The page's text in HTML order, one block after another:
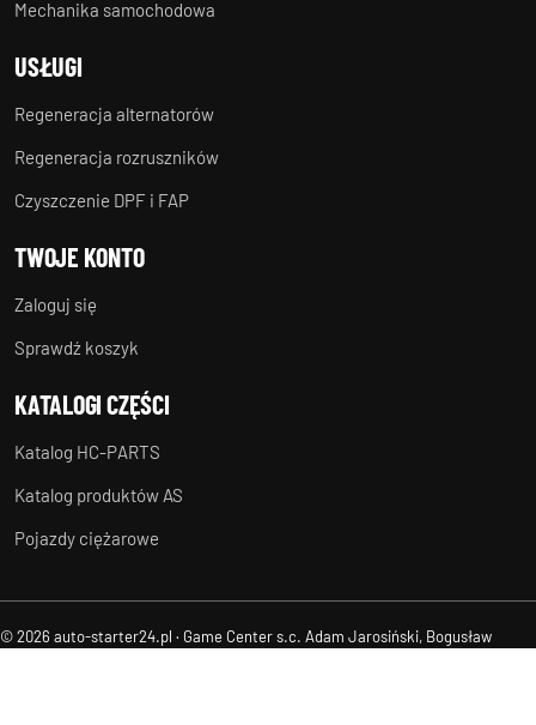
Mechanika samochodowa
USŁUGI
Regeneracja alternatorów
Regeneracja rozruszników
Czyszczenie DPF i FAP
TWOJE KONTO
Zaloguj się
Sprawdź koszyk
KATALOGI CZĘŚCI
Katalog HC-PARTS
Katalog produktów AS
Pojazdy ciężarowe
© 2026 auto-starter24.pl · Game Center s.c. Adam Jarosiński, Bogusław